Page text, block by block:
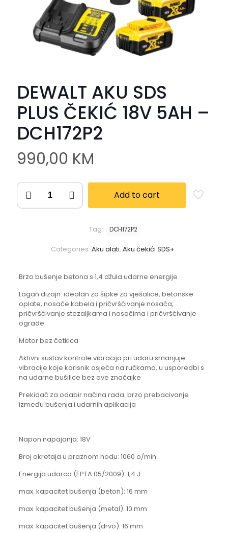
DEWALT AKU SDS
PLUS ČEKIĆ 18V 5AH –
DCH172P2
990,00 KM
Add to cart
Categories: Aku alati, Aku čekići SDS+
Tag: DCH172P2
Brzo bušenje betona s 1,4 džula udarne energije
Lagan dizajn: idealan za šipke za vješalice, betonske
oplate, nosače kabela i pričvršćivanje nosača,
pričvršćivanje stezaljkama i nosačima i pričvršćivanje
ograde
Motor bez četkica
Aktivni sustav kontrole vibracija pri udaru smanjuje
vibracije koje korisnik osjeća na ručkama, u usporedbi s
na udarne bušilice bez ove značajke
Prekidač za odabir načina rada: brzo prebacivanje
između bušenja i udarnih aplikacija
Napon napajanja: 18V
Broj okretaja u praznom hodu: 1060 o/min
Energija udarca (EPTA 05/2009): 1,4 J
max. kapacitet bušenja (beton): 16 mm
max. kapacitet bušenja (metal): 10 mm
max. kapacitet bušenja (drvo): 16 mm